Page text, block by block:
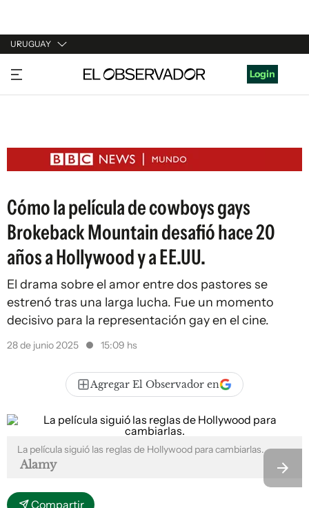
URUGUAY
URUGUAY
ARGENTINA
ESTADOS UNIDOS
Login
Cómo la película de cowboys gays
Brokeback Mountain desafió hace 20
años a Hollywood y a EE.UU.
El drama sobre el amor entre dos pastores se
estrenó tras una larga lucha. Fue un momento
decisivo para la representación gay en el cine.
28 de junio 2025 15:09 hs
Agregar El Observador en
La película siguió las reglas de Hollywood para cambiarlas.
Alamy
Compartir